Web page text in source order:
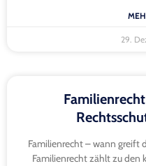
29.
Familienrecht – wann greift
Familienrecht zählt zu den